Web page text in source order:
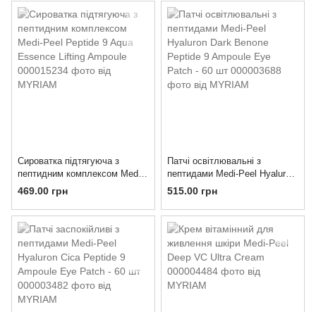
Сироватка підтягуюча з
пептидним комплексом Medi-
Peel Peptide 9 Aqua Essence
Lifting Ampoule
469.00 грн
Патчі освітлювальні з
пептидами Medi-Peel Hyaluron
Dark Benone Peptide 9
Ampoule Eye Patch - 60 шт
515.00 грн